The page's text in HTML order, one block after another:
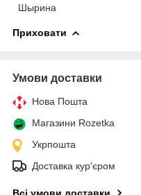
Шырина
Приховати
Умови доставки
Нова Пошта
Магазини Rozetka
Укрпошта
Доставка кур'єром
Всі умови доставки